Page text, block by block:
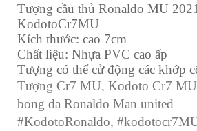
Tượng cầu thủ Ronaldo MU
KodotoCr7MU
Kích thước: cao 7cm
Chất liệu: Nhựa PVC cao ấp
Tượng có thể cử động các khớp
Tượng Cr7 MU, Kodoto Cr7
bong da Ronaldo Man united
#KodotoRonaldo,